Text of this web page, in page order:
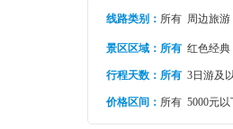
线路类别 ： 所有 周边旅游
景区区域： 所有 红色经典
行程天数： 所有 3日游及
价格区间： 所有 5000元以